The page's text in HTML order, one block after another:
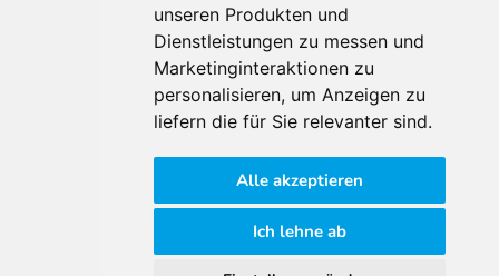
unseren Produkten und
Dienstleistungen zu messen und
Marketinginteraktionen zu
personalisieren, um Anzeigen zu
liefern die für Sie relevanter sind.
Alle akzeptieren
Ich lehne ab
Teilnahme
FAQ
Für Makler:innen
Impressum
AGB
Datenschutzklärung
Cookie Richtlinie